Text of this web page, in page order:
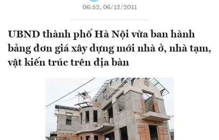
06:52, 06/12/2011
UBND thành phố Hà Nội vừa ban hành
bảng đơn giá xây dựng mới nhà ở, nhà tạm,
vật kiến trúc trên địa bàn